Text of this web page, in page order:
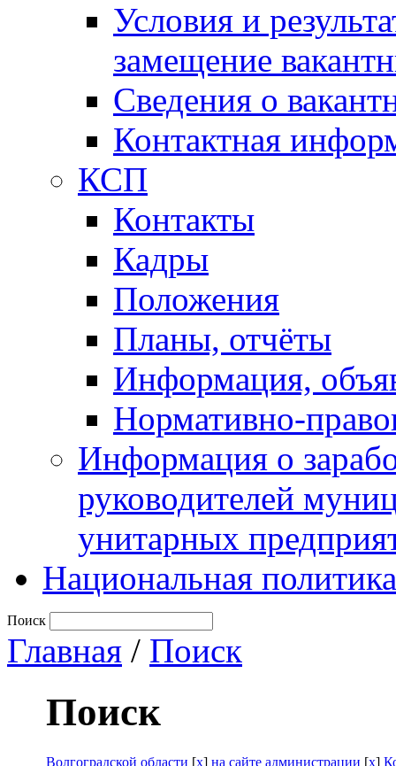
Условия и
замещение
Сведения о
Контактная
КСП
Контакты
Кадры
Положения
Планы, отчёты
Информация,
Нормативно-
Информация о
руководителей
унитарных
Национальная политика
Поиск
Главная / Поиск
Поиск
Волгоградской области [x] на сайте администрации [x]